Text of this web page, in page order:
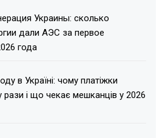
Украины: сколько
дали АЭС за первое
года
в Україні: чому платіжки
рази і що чекає мешканців у 2026